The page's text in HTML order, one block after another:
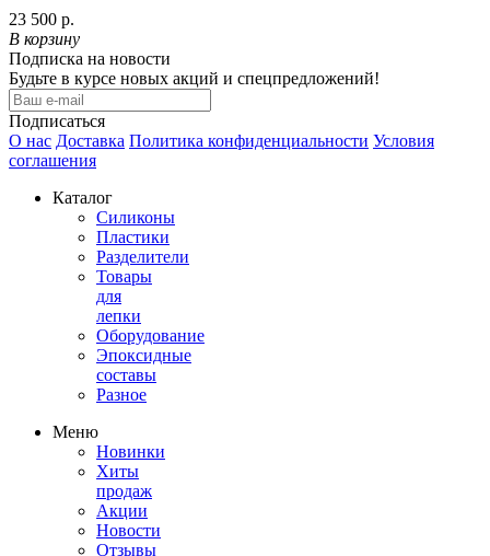
23 500 р.
В корзину
Подписка на новости
Будьте в курсе новых акций и спецпредложений!
Подписаться
О нас Доставка Политика конфиденциальности Условия
соглашения
Каталог
Силиконы
Пластики
Разделители
Товары
для
лепки
Оборудование
Эпоксидные
составы
Разное
Меню
Новинки
Хиты
продаж
Акции
Новости
Отзывы